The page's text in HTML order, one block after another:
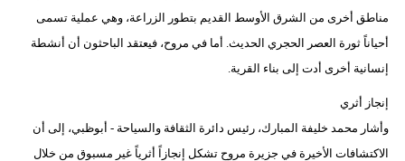
مناطق أخرى من الشرق الأوسط القديم بتطور الزراعة، وهي عملية تسمى
أحياناً ثورة العصر الحجري الحديث. أما في مروح، فيعتقد الباحثون أن أنشطة
إنسانية أخرى أدت إلى بناء القرية.
إنجاز أثري
وأشار محمد خليفة المبارك، رئيس دائرة الثقافة والسياحة - أبوظبي، إلى أن
الاكتشافات الأخيرة في جزيرة مروح تشكل إنجازاً أثرياً غير مسبوق من خلال